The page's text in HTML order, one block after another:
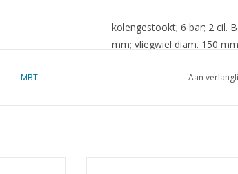
kolengestookt; 6 bar; 2 cil.
mm; vliegwiel diam. 150 mm
MBT Aan